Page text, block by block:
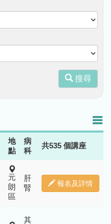
搜尋
地
點
病
科
共535 個講座
元
朗
區
肝
腎
報名及詳情
其